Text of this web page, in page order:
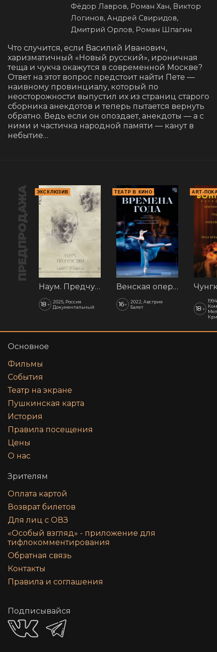
Фёдор Лавров, Роман Хан, Виктор
Логинов, Андрей Свиридов,
Дмитрий Орлов, Роман Шпагин
Что случится, если Василий Иванович,
харизматичный «Новый русский», ироничная
теща и чукча окажутся в современной Москве?
Ответ на этот вопрос предстоит найти Пете —
наивному провинциалу, который по
неосторожности выпустил их из страниц старого
сборника анекдотов и теперь пытается вернуть
обратно. Ведь если он опоздает, анекдоты — а с
ними и частичка народной памяти — канут в
небытие…
ПРЕДПРОДАЖА ЭКСКЛЮЗИВ
Наум. Предчувствия
18 + 2025, Россия
Документальный
ТЕАТР В КИНО
Венская опера: Времена года
16+
2022, Австрия
Балет
ART-
18 +
Основное
Фильмы
События
Театр на экране
Пушкинская карта
История
Правила посещения
Цены
О нас
Зрителям
Оплата картой
Возврат билетов
Для лиц с ОВЗ
«‎Особый взгляд» - приложение для
тифлокомментирования
Обратная связь
Контакты
Правила и соглашения
Подписывайся